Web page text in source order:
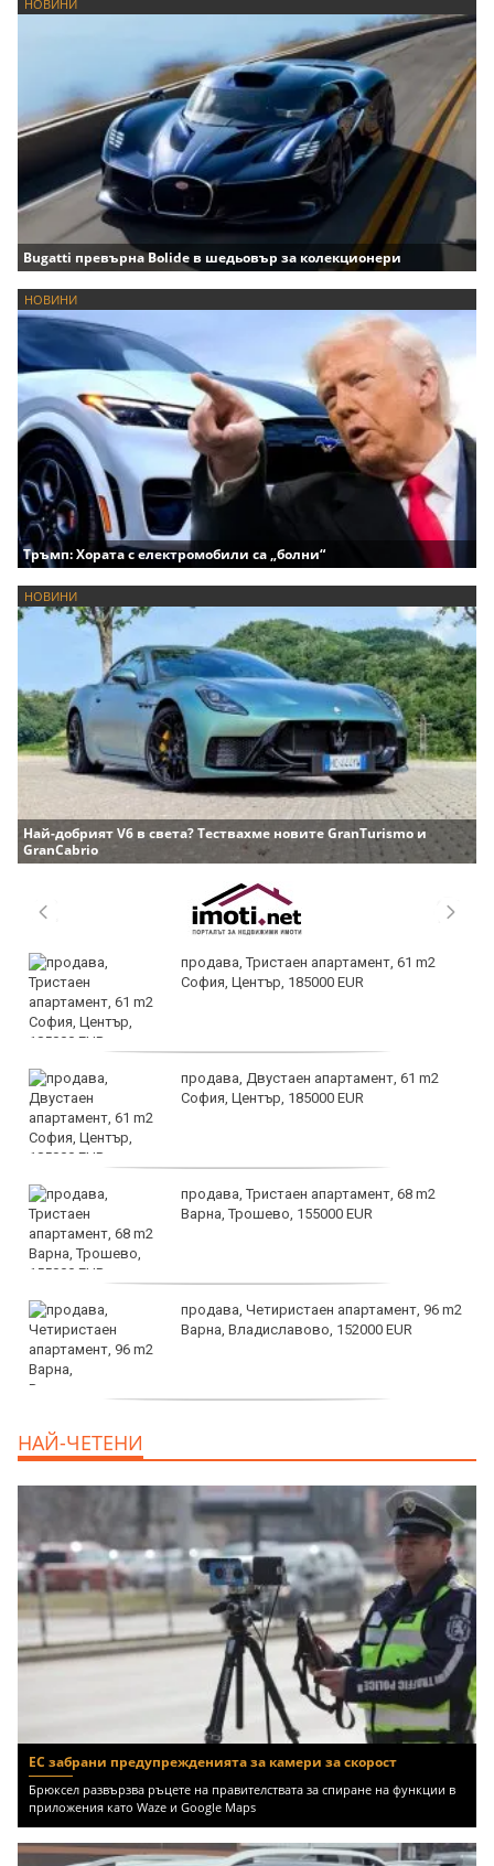
НОВИНИ
Bugatti превърна Bolide в шедьовър за колекционери
НОВИНИ
Тръмп: Хората с електромобили са „болни“
НОВИНИ
Най-добрият V6 в света? Тествахме новите GranTurismo и
GranCabrio
продава, Тристаен апартамент, 61 m2
София, Център, 185000 EUR
продава, Двустаен апартамент, 61 m2
София, Център, 185000 EUR
продава, Тристаен апартамент, 68 m2
Варна, Трошево, 155000 EUR
продава, Четиристаен апартамент, 96 m2
Варна, Владиславово, 152000 EUR
НАЙ-ЧЕТЕНИ
ЕС забрани предупрежденията за камери за скорост
Брюксел развързва ръцете на правителствата за спиране на функции в
приложения като Waze и Google Maps